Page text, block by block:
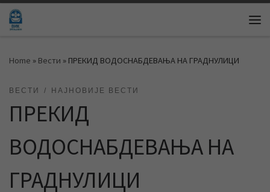
Skip to content
Home » Вести » ПРЕКИД ВОДОСНАБДЕВАЊА НА ГРАДНУЛИЦИ
ВЕСТИ НАЈНОВИЈЕ ВЕСТИ
ПРЕКИД
ВОДОСНАБДЕВАЊА НА
ГРАДНУЛИЦИ